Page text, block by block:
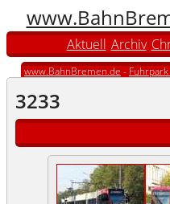
Aktuell Archiv
www.BahnBremen.de -
3233